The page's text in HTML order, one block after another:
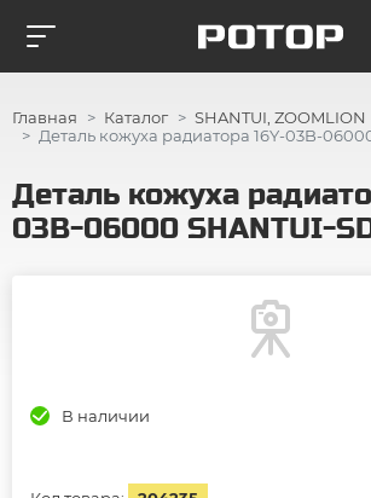
Главная Каталог
SHANTUI, ZOOMLION
Деталь кожуха радиатора 16Y-03B-
Деталь кожуха
03B-06000 SHANTUI-
В наличии